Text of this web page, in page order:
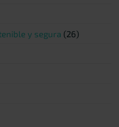
y segura (26)